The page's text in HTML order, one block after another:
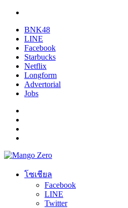
BNK48
LINE
Facebook
Starbucks
Netflix
Longform
Advertorial
Jobs
โซเชียล
Facebook
LINE
Twitter